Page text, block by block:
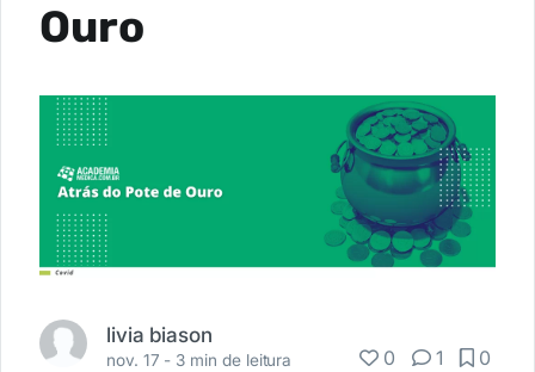
Ouro
livia biason
nov. 17 - 3 min de leitura 0 1 0